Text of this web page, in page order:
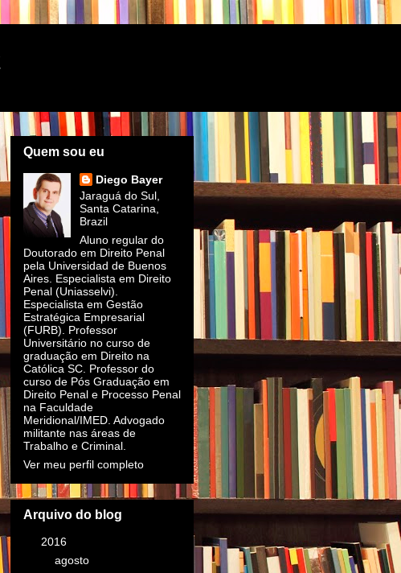
Quem sou eu
Diego Bayer
Jaraguá do Sul,
Santa Catarina,
Brazil
Aluno regular do
Doutorado em Direito Penal
pela Universidad de Buenos
Aires. Especialista em Direito
Penal (Uniasselvi).
Especialista em Gestão
Estratégica Empresarial
(FURB). Professor
Universitário no curso de
graduação em Direito na
Católica SC. Professor do
curso de Pós Graduação em
Direito Penal e Processo Penal
na Faculdade
Meridional/IMED. Advogado
militante nas áreas de
Trabalho e Criminal.
Ver meu perfil completo
Arquivo do blog
2016
agosto